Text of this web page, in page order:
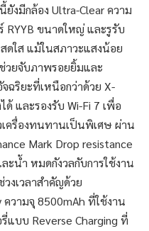
งมีกล้อง Ultra-Clear ความ
RYYB ขนาดใหญ่ และรูรับ
ดใส แม้ในสภาวะแสงน้อย
วยจับภาพรอยยิ้มและ
ริยะที่เหนือกว่าด้วย X-
และรองรับ Wi-Fi 7 เพื่อ
เครื่องทนทานเป็นพิเศษ ผ่าน
Mark Drop resistance
ะน้ำ หมดกังวลกับการใช้งาน
งเวลาสำคัญด้วย
ความจุ 8500mAh ที่ใช้งาน
แบบ Reverse Charging ที่